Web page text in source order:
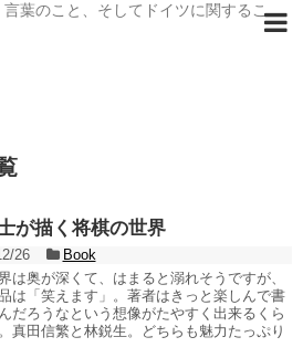
葉のこと、そしてドイツに関するこ
が描く将棋の世界
26
Book
は奥が深くて、はまると溺れそうですが、
は「笑えます」。著者はきっと楽しんで書
だろうなという想像がたやすく出来るくら
真田信繁と林鋭生。どちらも魅力たっぷり